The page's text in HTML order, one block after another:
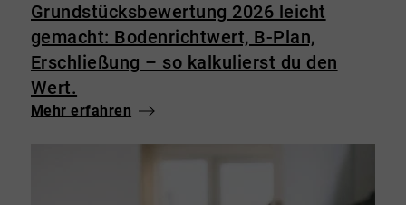
Grundstücksbewertung 2026 leicht
gemacht: Bodenrichtwert, B-Plan,
Erschließung – so kalkulierst du den
Wert.
Mehr erfahren